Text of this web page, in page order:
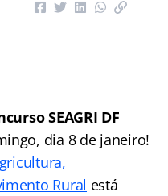
SEAGRI DF
dia 8 de janeiro!
Rural está